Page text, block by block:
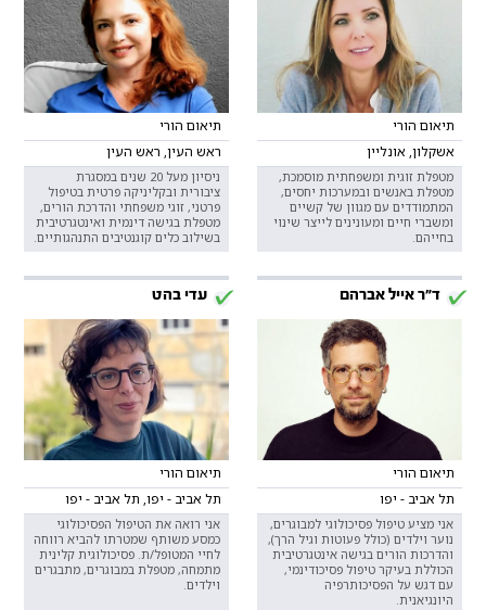
תיאום הורי
אשקלון, אונליין
מטפלת זוגית ומשפחתית מוסמכת,
מטפלת באנשים ובמערכות יחסים,
המתמודדים עם מגוון של קשיים
ומשברי חיים ומעונינים לייצר שינוי
בחייהם.
תיאום הורי
ראש העין, ראש העין
ניסיון מעל 20 שנים במסגרת
ציבורית ובקליניקה פרטית בטיפול
פרטני, זוגי משפחתי והדרכת הורים,
מטפלת בגישה דינמית ואינטגרטיבית
בשילוב כלים קוגנטיבים התנהגותיים.
ד"ר אייל אברהם
תיאום הורי
תל אביב - יפו
אני מציע טיפול פסיכולוגי למבוגרים,
נוער וילדים (כולל פעוטות וגיל הרך),
והדרכות הורים בגישה אינטגרטיבית
הכוללת בעיקר טיפול פסיכודינמי,
עם דגש על הפסיכותרפיה
היונגיאנית.
עדי בהט
תיאום הורי
תל אביב - יפו, תל אביב - יפו
אני רואה את הטיפול הפסיכולוגי
כמסע משותף שמטרתו להביא רווחה
לחיי המטופל/ת. פסיכולוגית קלינית
מתמחה, מטפלת במבוגרים, מתבגרים
וילדים.